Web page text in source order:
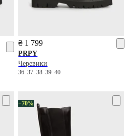
₴ 1 799
PRPY
Черевики
3637383940
−70%